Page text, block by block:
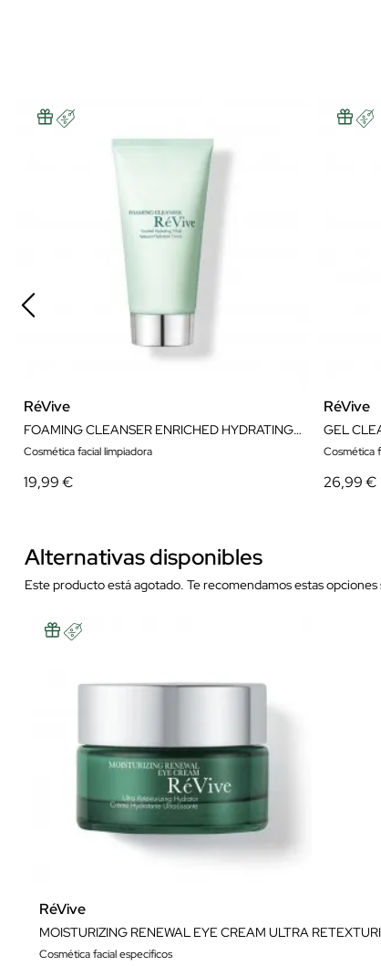
RéVive
FOAMING CLEANSER ENRICHED HYDRATING WASH 125ML
Cosmética facial limpiadora
19,99 €
RéVive
Cosmética
26,99 €
Alternativas disponibles
Este producto está agotado. Te recomendamos estas opciones
RéVive
MOISTURIZING RENEWAL EYE CREAM ULTRA
Cosmética facial específicos